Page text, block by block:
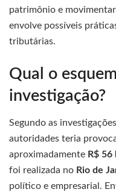
patrimônio e
envolve possíveis
tributárias.
Qual o
investigação?
Segundo as
autoridades teria
aproximadamente R$ 56
foi realizada no Rio de
político e empresarial.